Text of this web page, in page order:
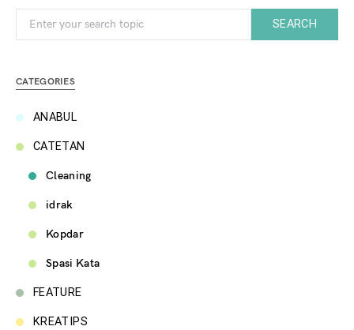
SEARCH
CATEGORIES
ANABUL
CATETAN
Cleaning
idrak
Kopdar
Spasi Kata
FEATURE
KREATIPS